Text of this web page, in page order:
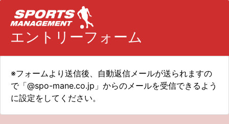
エントリーフォーム
※フォームより送信後、自動返信メールが送られますの
で「@spo-mane.co.jp」からのメールを受信できるよう
に設定をしてください。